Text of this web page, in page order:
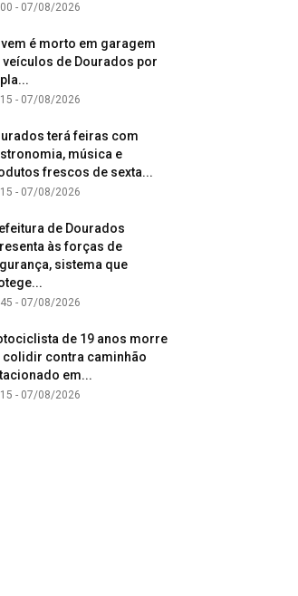
- 07/08/2026
é morto em garagem
veículos de Dourados por
- 07/08/2026
terá feiras com
música e
frescos de sexta...
- 07/08/2026
de Dourados
às forças de
sistema que
- 07/08/2026
de 19 anos morre
colidir contra caminhão
em...
- 07/08/2026